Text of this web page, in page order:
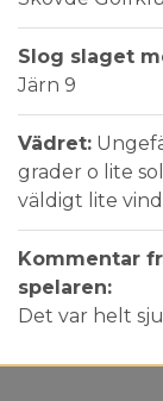
Slog slaget
Järn 9
Vädret:
grader o lite
väldigt lite
Kommentar
spelaren:
Det var helt